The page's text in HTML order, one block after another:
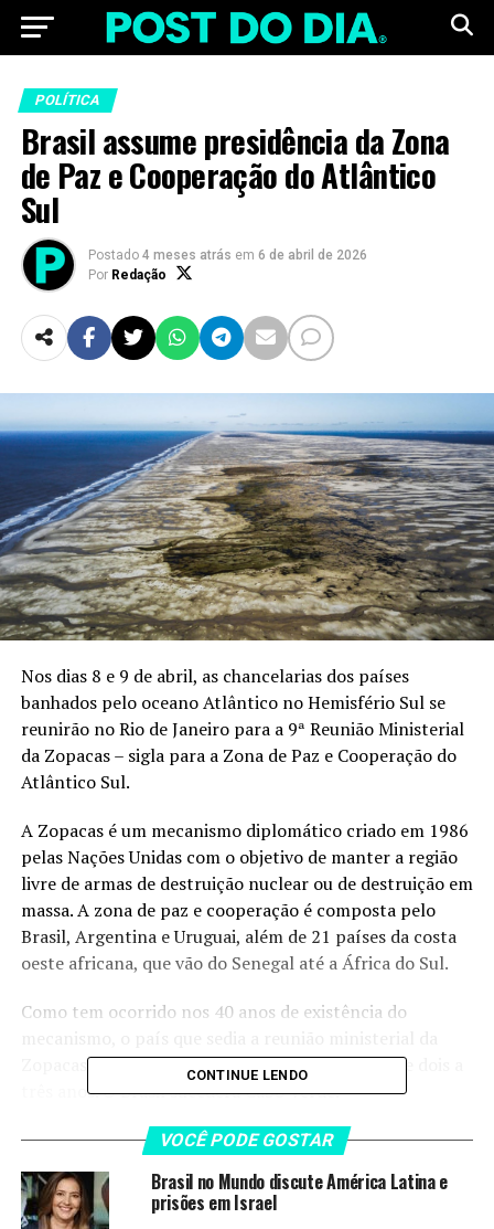
POLÍTICA
Brasil assume presidência da Zona
de Paz e Cooperação do Atlântico
Sul
Postado 4 meses atrás em 6 de abril de 2026
Por Redação
Nos dias 8 e 9 de abril, as chancelarias dos países
banhados pelo oceano Atlântico no Hemisfério Sul se
reunirão no Rio de Janeiro para a 9ª Reunião Ministerial
da Zopacas – sigla para a Zona de Paz e Cooperação do
Atlântico Sul.
A Zopacas é um mecanismo diplomático criado em 1986
pelas Nações Unidas com o objetivo de manter a região
livre de armas de destruição nuclear ou de destruição em
massa. A zona de paz e cooperação é composta pelo
Brasil, Argentina e Uruguai, além de 21 países da costa
oeste africana, que vão do Senegal até a África do Sul.
Como tem ocorrido nos 40 anos de existência do
Zopacas assume a presidência por um período de dois a
três anos. O Brasil sucederá Cabo Verde.
Com a diminuição dos riscos de conflitos bélicos entre os
24 países da região, a expectativa da chancelaria
brasileira é aumentar a cooperação.
CONTINUE LENDO
VOCÊ PODE GOSTAR
Brasil no Mundo discute América Latina e
prisões em Israel